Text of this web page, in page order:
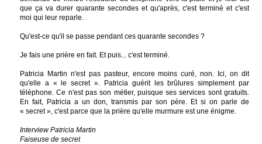
que ça va durer quarante secondes et qu'après, c'est terminé et c'est
moi qui leur reparle.
Qu'est-ce qu'il se passe pendant ces quarante secondes ?
Je fais une prière en fait. Et puis... c'est terminé.
Patricia Martin n'est pas pasteur, encore moins curé, non. Ici, on dit
qu'elle a « le secret ». Patricia guérit les brûlures simplement par
téléphone. Ce n'est pas son métier, puisque ses services sont gratuits.
En fait, Patricia a un don, transmis par son père. Et si on parle de
« secret », c'est parce que la prière qu'elle murmure est une énigme.
Interview Patricia Martin
Faiseuse de secret